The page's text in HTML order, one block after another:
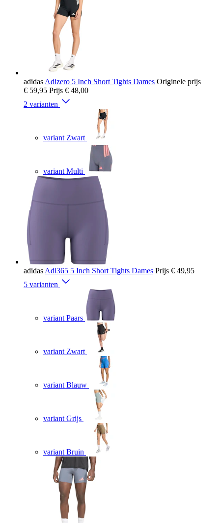
adidas Adizero 5 Inch Short Tights Dames Originele prijs
€ 59,95 Prijs € 48,00
2 varianten
variant Zwart
variant Multi
adidas Adi365 5 Inch Short Tights Dames Prijs € 49,95
5 varianten
variant Paars
variant Zwart
variant Blauw
variant Grijs
variant Bruin